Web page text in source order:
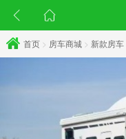
首页 > 房车商城 > 新款房车